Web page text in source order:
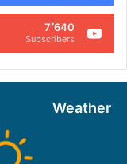
7٬640
Subscribers
Weather